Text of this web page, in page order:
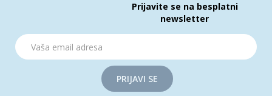
Prijavite se na besplatni
newsletter
PRIJAVI SE